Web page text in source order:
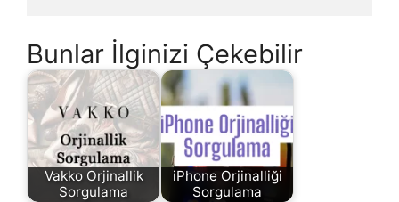
Bunlar İlginizi Çekebilir
Vakko Orjinallik
Sorgulama
iPhone Orjinalliği
Sorgulama